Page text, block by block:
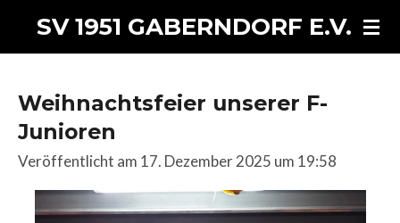
ZumSV 1951 GABERNDORF E.V.
Weihnachtsfeier unserer F-
Junioren
Veröffentlicht am 17. Dezember 2025 um 19:58